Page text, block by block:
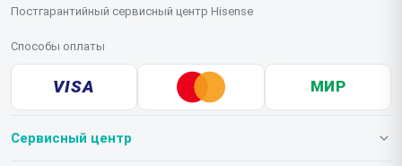
Постгарантийный сервисный центр Hisense
Способы оплаты
VISA МИР
Сервисный центр